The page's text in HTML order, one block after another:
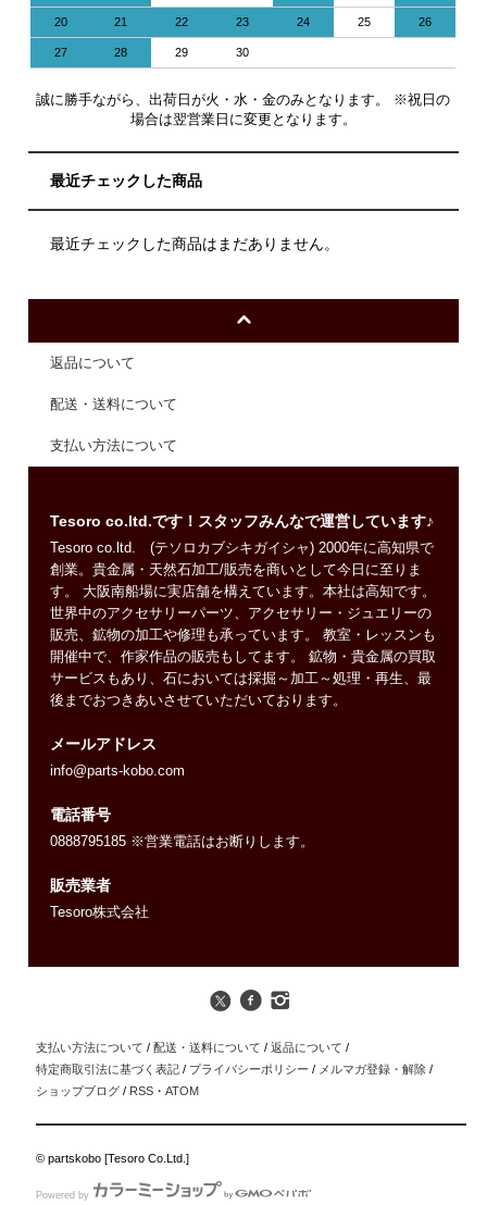
20 21 22 23 24 25 26
27 28 29 30
誠に勝手ながら、出荷日が火・水・金のみとなります。 ※祝日の
場合は翌営業日に変更となります。
最近チェックした商品
最近チェックした商品はまだありません。
返品について
配送・送料について
支払い方法について
Tesoro co.ltd.です！スタッフみんなで運営しています♪
Tesoro co.ltd. (テソロカブシキガイシャ) 2000年に高知県で
創業。貴金属・天然石加工/販売を商いとして今日に至りま
す。 大阪南船場に実店舗を構えています。本社は高知です。
世界中のアクセサリーパーツ、アクセサリー・ジュエリーの
販売、鉱物の加工や修理も承っています。 教室・レッスンも
開催中で、作家作品の販売もしてます。 鉱物・貴金属の買取
サービスもあり、石においては採掘～加工～処理・再生、最
後までおつきあいさせていただいております。
メールアドレス
info@parts-kobo.com
電話番号
0888795185 ※営業電話はお断りします。
販売業者
Tesoro株式会社
支払い方法について / 配送・送料について / 返品について /
特定商取引法に基づく表記 / プライバシーポリシー / メルマガ登録・解除 /
ショップブログ / RSS ・ATOM
© partskobo [Tesoro Co.Ltd.]
Powered by